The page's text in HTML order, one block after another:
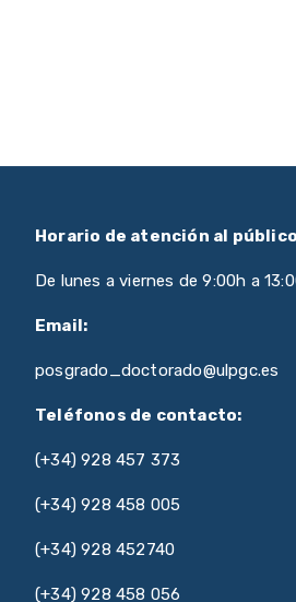
Horario de atención al
De lunes a viernes de 9:00h a
Email:
posgrado_doctorado@ulpgc.es
Teléfonos de contacto:
(+34) 928 457 373
(+34) 928 458 005
(+34) 928 452740
(+34) 928 458 056